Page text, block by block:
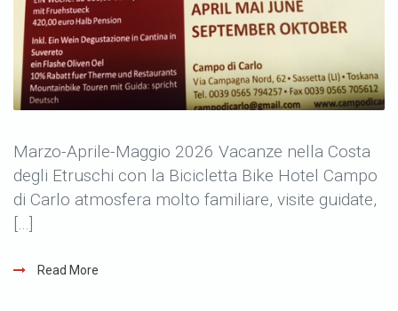
Marzo-Aprile-Maggio 2026 Vacanze nella Costa
degli Etruschi con la Bicicletta Bike Hotel Campo
di Carlo atmosfera molto familiare, visite guidate,
[…]
Read More